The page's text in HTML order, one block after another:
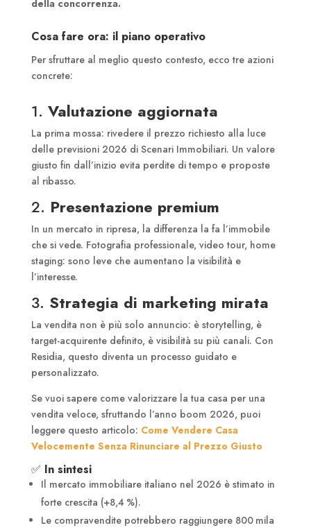
della concorrenza.
Cosa fare ora: il piano operativo
Per sfruttare al meglio questo contesto, ecco tre azioni
concrete:
1. Valutazione aggiornata
La prima mossa: rivedere il prezzo richiesto alla luce
delle previsioni 2026 di Scenari Immobiliari. Un valore
giusto fin dall’inizio evita perdite di tempo e proposte
al ribasso.
2. Presentazione premium
In un mercato in ripresa, la differenza la fa l’immobile
che si vede. Fotografia professionale, video tour, home
staging: sono leve che aumentano la visibilità e
l’interesse.
3. Strategia di marketing mirata
La vendita non è più solo annuncio: è storytelling, è
target-acquirente definito, è visibilità su più canali. Con
Residia, questo diventa un processo guidato e
personalizzato.
Se vuoi sapere come valorizzare la tua casa per una
vendita veloce, sfruttando l’anno boom 2026, puoi
leggere questo articolo: Come Vendere Casa
Velocemente Senza Rinunciare al Prezzo Giusto
✅ In sintesi
Il mercato immobiliare italiano nel 2026 è stimato in
forte crescita (+8,4 %).
Le compravendite potrebbero raggiungere 800 mila